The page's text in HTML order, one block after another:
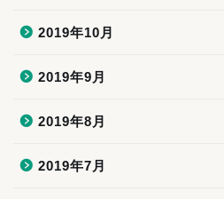
2019年10月
2019年9月
2019年8月
2019年7月